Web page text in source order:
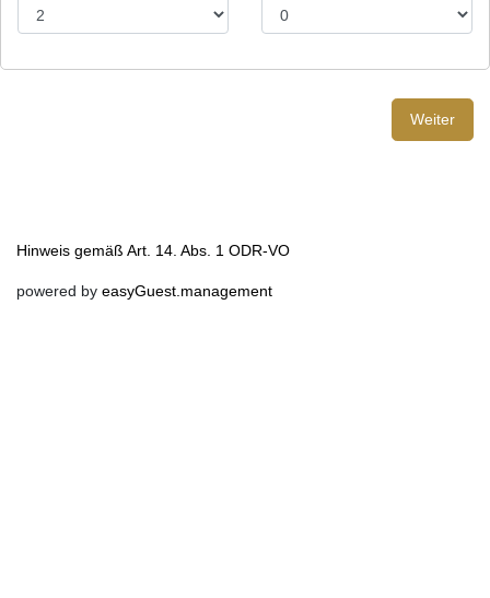
Weiter
Hinweis gemäß Art. 14. Abs. 1 ODR-VO
powered by easyGuest.management